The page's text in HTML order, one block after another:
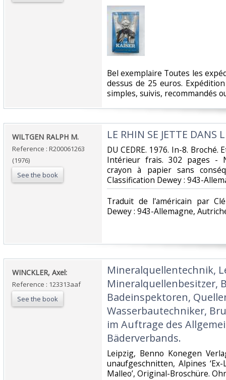
‎Bel exemplaire Toutes les
dessus de 25 euros.
simples, suivis, recommandés
‎WILTGEN RALPH M.‎
Reference : R200061263
(1976)
See the book
‎LE RHIN SE JETTE DANS
‎DU CEDRE. 1976. In-8. Broché.
Intérieur frais. 302 pages -
crayon à papier sans
Classification Dewey : 943-
‎Traduit de l'américain par
Dewey : 943-Allemagne,
‎WINCKLER, Axel:‎
Reference : 123313aaf
See the book
‎Mineralquellentechnik,
Mineralquellenbesitzer,
Badeinspektoren,
Wasserbautechniker,
im Auftrage des
Bäderverbands.‎
‎Leipzig, Benno Konegen
unaufgeschnitten, Alpines
Malleo’, Original-Broschüre.